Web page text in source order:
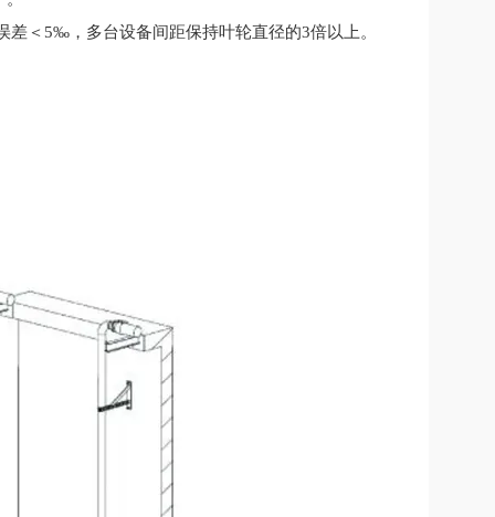
差＜ 5‰，多台设备间距保持叶轮直径的3倍以上。